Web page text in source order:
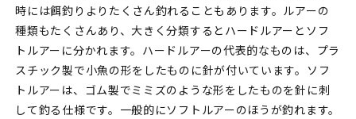
時には餌釣りよりたくさん釣れることもあります。ルアーの
種類もたくさんあり、大きく分類するとハードルアーとソフ
トルアーに分かれます。ハードルアーの代表的なものは、プラ
スチック製で小魚の形をしたものに針が付いています。ソフ
トルアーは、ゴム製でミミズのような形をしたものを針に刺
して釣る仕様です。一般的にソフトルアーのほうが釣れます。